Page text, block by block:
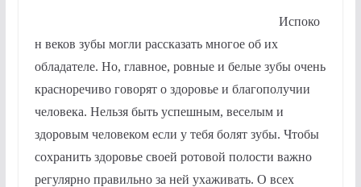
Испоко
н веков зубы могли рассказать многое об их
обладателе. Но, главное, ровные и белые зубы очень
красноречиво говорят о здоровье и благополучии
человека. Нельзя быть успешным, веселым и
здоровым человеком если у тебя болят зубы. Чтобы
сохранить здоровье своей ротовой полости важно
регулярно правильно за ней ухаживать. О всех